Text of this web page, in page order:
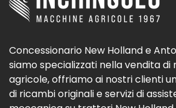
Concessionario New Holland e
siamo specializzati nella vendita di
agricole, offriamo ai nostri clienti
di ricambi originali e servizi di